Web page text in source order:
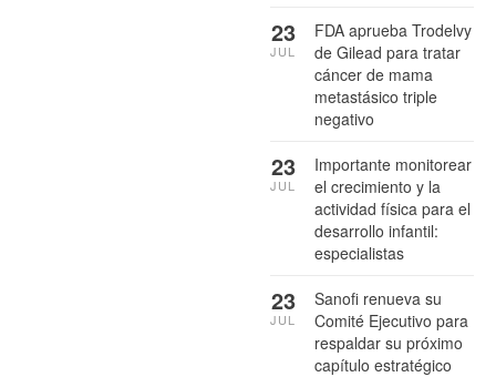
FDA aprueba Trodelvy
de Gilead para tratar
cáncer de mama
metastásico triple
negativo
23
JUL
Importante monitorear
el crecimiento y la
actividad física para el
desarrollo infantil:
especialistas
23
JUL
Sanofi renueva su
Comité Ejecutivo para
respaldar su próximo
capítulo estratégico
23
JUL